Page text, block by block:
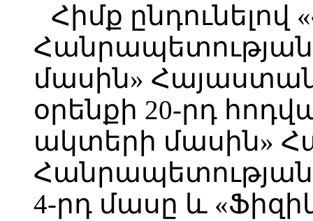
Հիմք
մասին»
օրենքի 20-րդ
ակտերի մասին»
Հանրապետության
4-րդ մասը և